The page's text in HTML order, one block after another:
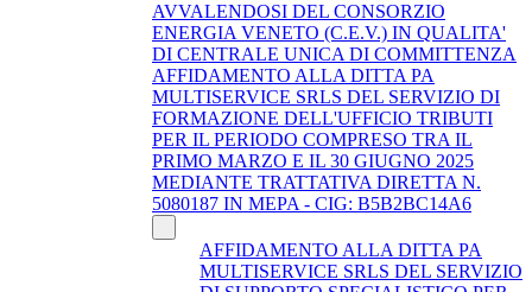
AVVALENDOSI DEL CONSORZIO
ENERGIA VENETO (C.E.V.) IN QUALITA'
DI CENTRALE UNICA DI COMMITTENZA
AFFIDAMENTO ALLA DITTA PA
MULTISERVICE SRLS DEL SERVIZIO DI
FORMAZIONE DELL'UFFICIO TRIBUTI
PER IL PERIODO COMPRESO TRA IL
PRIMO MARZO E IL 30 GIUGNO 2025
MEDIANTE TRATTATIVA DIRETTA N.
5080187 IN MEPA - CIG: B5B2BC14A6
AFFIDAMENTO ALLA DITTA PA
MULTISERVICE SRLS DEL SERVIZIO